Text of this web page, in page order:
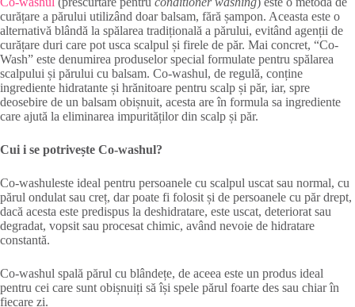
curățare a părului utilizând doar balsam, fără șampon. Aceasta este o
alternativă blândă la spălarea tradițională a părului, evitând agenții de
curățare duri care pot usca scalpul și firele de păr. Mai concret, “Co-
Wash” este denumirea produselor special formulate pentru spălarea
scalpului și părului cu balsam. Co-washul, de regulă, conține
ingrediente hidratante și hrănitoare pentru scalp și păr, iar, spre
deosebire de un balsam obișnuit, acesta are în formula sa ingrediente
care ajută la eliminarea impurităților din scalp și păr.
Cui i se potrivește Co-washul?
Co-washuleste ideal pentru persoanele cu scalpul uscat sau normal, cu
părul ondulat sau creț, dar poate fi folosit și de persoanele cu păr drept,
dacă acesta este predispus la deshidratare, este uscat, deteriorat sau
degradat, vopsit sau procesat chimic, având nevoie de hidratare
constantă.
Co-washul spală părul cu blândețe, de aceea este un produs ideal
pentru cei care sunt obișnuiți să își spele părul foarte des sau chiar în
fiecare zi.